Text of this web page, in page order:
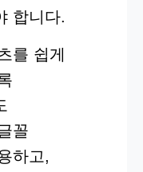
합니다.
를 쉽게
꼴
하고,